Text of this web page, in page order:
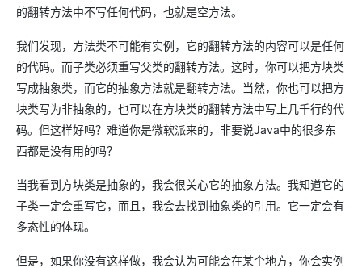
的翻转方法中不写任何代码，也就是空方法。
我们发现，方法类不可能有实例，它的翻转方法的内容可以是任何
的代码。而子类必须重写父类的翻转方法。这时，你可以把方块类
写成抽象类，而它的抽象方法就是翻转方法。当然，你也可以把方
块类写为非抽象的，也可以在方块类的翻转方法中写上几千行的代
码。但这样好吗？难道你是微软派来的，非要说Java中的很多东
西都是没有用的吗？
当我看到方块类是抽象的，我会很关心它的抽象方法。我知道它的
子类一定会重写它，而且，我会去找到抽象类的引用。它一定会有
多态性的体现。
但是，如果你没有这样做，我会认为可能会在某个地方，你会实例